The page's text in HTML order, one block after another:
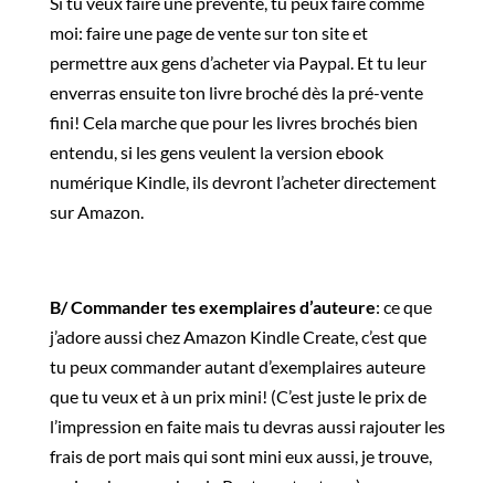
moi: faire une page de vente sur ton site et
permettre aux gens d’acheter via Paypal. Et tu leur
enverras ensuite ton livre broché dès la pré-vente
fini! Cela marche que pour les livres brochés bien
entendu, si les gens veulent la version ebook
numérique Kindle, ils devront l’acheter directement
sur Amazon.
B/ Commander tes exemplaires d’auteure: ce que
j’adore aussi chez Amazon Kindle Create, c’est que
tu peux commander autant d’exemplaires auteure
que tu veux et à un prix mini! (C’est juste le prix de
l’impression en faite mais tu devras aussi rajouter les
frais de port mais qui sont mini eux aussi, je trouve,